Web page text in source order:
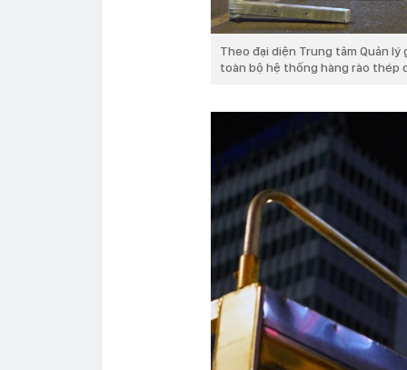
Theo đại diện Trung tâm Quản lý
toàn bộ hệ thống hàng rào thép